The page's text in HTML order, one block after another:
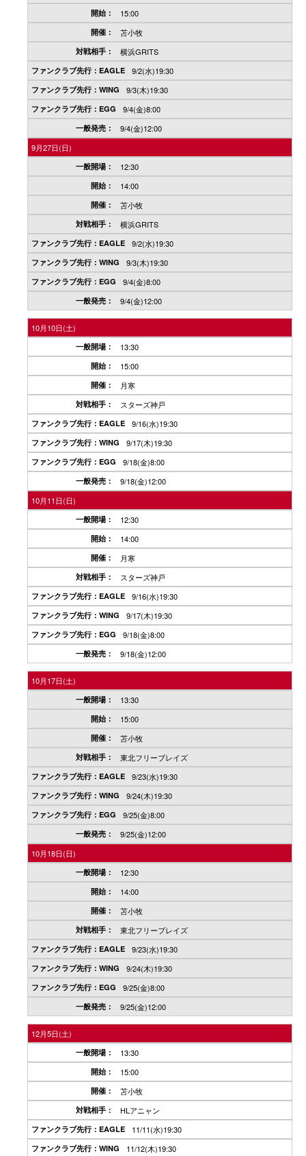
15:00
苫小牧
横浜GRITS
9/2(水)19:30
9/3(木)19:30
9/4(金)8:00
9/4(金)12:00
9月27日(日)
12:30
14:00
苫小牧
横浜GRITS
9/2(水)19:30
9/3(木)19:30
9/4(金)8:00
9/4(金)12:00
10月10日(土)
13:30
15:00
月寒
スターズ神戸
9/16(水)19:30
9/17(木)19:30
9/18(金)8:00
9/18(金)12:00
10月11日(日)
12:30
14:00
月寒
スターズ神戸
9/16(水)19:30
9/17(木)19:30
9/18(金)8:00
9/18(金)12:00
10月17日(土)
13:30
15:00
苫小牧
東北フリーブレイズ
9/23(水)19:30
9/24(木)19:30
9/25(金)8:00
9/25(金)12:00
10月18日(日)
12:30
14:00
苫小牧
東北フリーブレイズ
9/23(水)19:30
9/24(木)19:30
9/25(金)8:00
9/25(金)12:00
12月5日(土)
13:30
15:00
苫小牧
HLアニャン
11/11(水)19:30
11/12(木)19:30